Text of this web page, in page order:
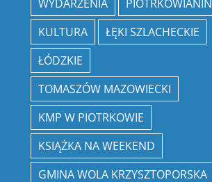
WYDARZENIA
PIOTRKOWIANIN
KULTURA
ŁĘKI SZLACHECKIE
ŁÓDZKIE
TOMASZÓW MAZOWIECKI
KMP W PIOTRKOWIE
KSIĄŻKA NA WEEKEND
GMINA WOLA KRZYSZTOPORSKA